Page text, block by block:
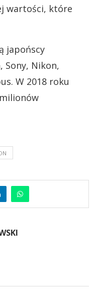
wartości, które
japońscy
Sony, Nikon,
W 2018 roku